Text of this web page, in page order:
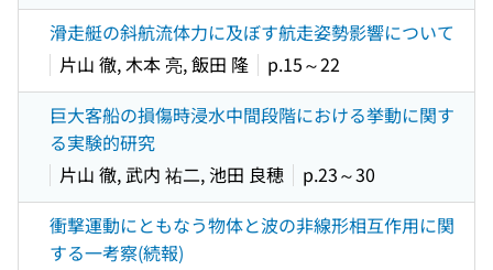
滑走艇の斜航流体力に及ぼす航走姿勢影響について
片山 徹, 木本 亮, 飯田 隆
p.15～22
巨大客船の損傷時浸水中間段階における挙動に関す
る実験的研究
片山 徹, 武内 祐二, 池田 良穂
p.23～30
衝撃運動にともなう物体と波の非線形相互作用に関
する一考察(続報)